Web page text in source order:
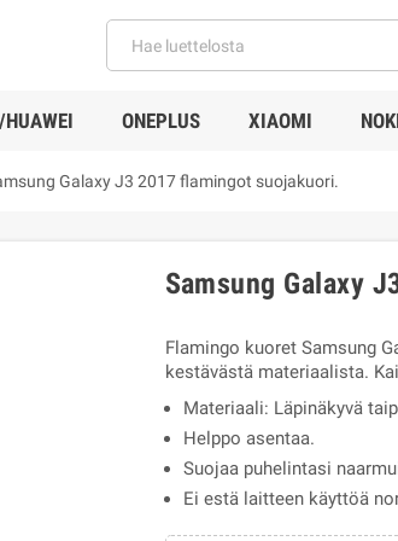
HUAWEI ONEPLUS XIAOMI
Galaxy J3 2017 flamingot suojakuori.
Samsung Galaxy
Flamingo kuoret Samsung
kestävästä materiaalista.
Materiaali: Läpinäkyvä
Helppo asentaa.
Suojaa puhelintasi
Ei estä laitteen käyttöä